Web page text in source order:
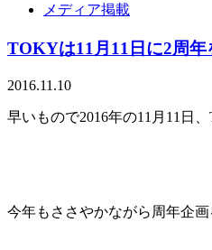
メディア掲載
TOKYは11月11日に2周年
2016.11.10
早いもので2016年の11月11日
今年もささやかながら周年企画